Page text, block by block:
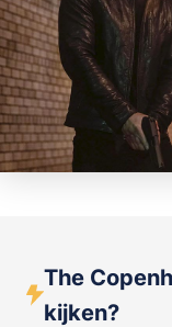
The
kijken?